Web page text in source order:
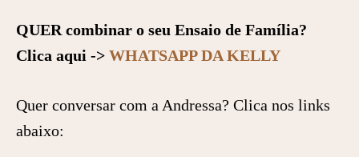
QUER combinar o seu Ensaio de Família?
Clica aqui -> WHATSAPP DA KELLY
Quer conversar com a Andressa? Clica nos links
abaixo: